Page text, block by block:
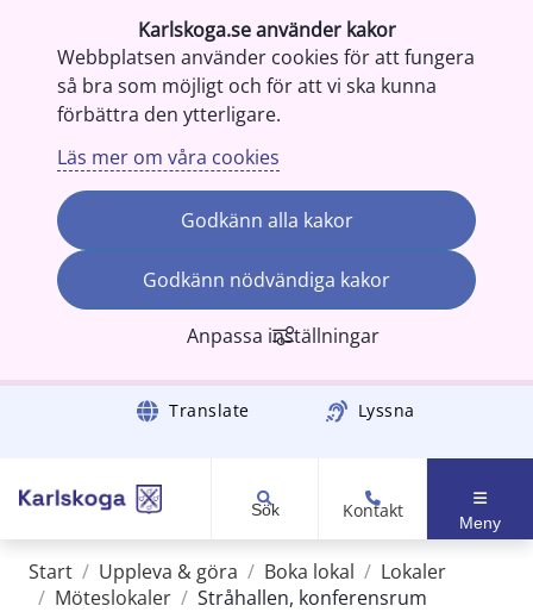
Karlskoga.se använder kakor
Webbplatsen använder cookies för att fungera
så bra som möjligt och för att vi ska kunna
förbättra den ytterligare.
Läs mer om våra cookies
Godkänn alla kakor
Godkänn nödvändiga kakor
Anpassa inställningar
Gå till innehåll Translate Lyssna
Sök Kontakt
Meny
Start / Uppleva & göra / Boka lokal / Lokaler
/ Möteslokaler / Stråhallen, konferensrum